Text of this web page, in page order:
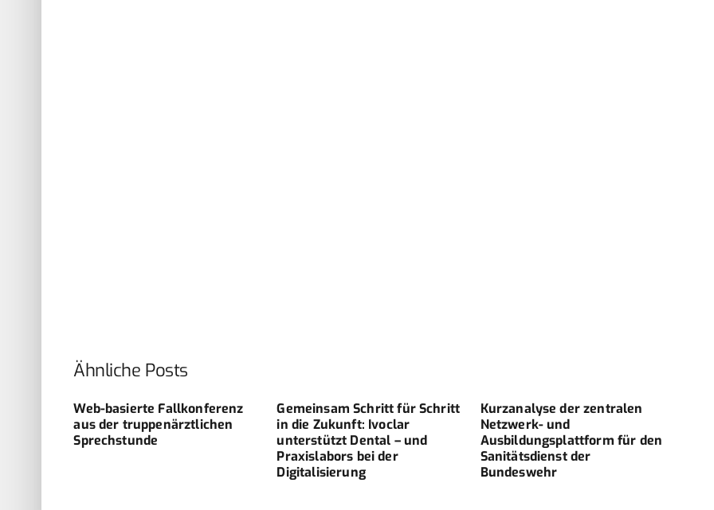
Ähnliche Posts
Web-basierte Fallkonferenz
aus der truppenärztlichen
Sprechstunde
Gemeinsam Schritt für Schritt
in die Zukunft: Ivoclar
unterstützt Dental – und
Praxislabors bei der
Digitalisierung
Kurzanalyse der zentralen
Netzwerk- und
Ausbildungsplattform für den
Sanitätsdienst der
Bundeswehr